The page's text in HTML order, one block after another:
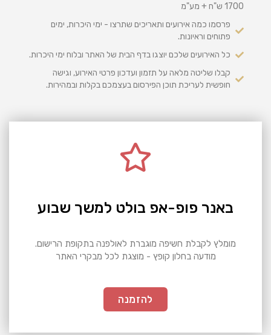
1700 ש"ח + מע"מ
פרסמו כמה אירועים ותאריכים שתרצו - ימי היכרות, ימים
פתוחים וראיונות.
כל האירועים שלכם יוצגו בדף הבית של האתר ובלוח ימי היכרות.
קבלו שליטה מלאה על תזמון ועדכון פרטי האירוע, וגישה
חופשית לעריכת תוכן הפירסום בעצמכם בקלות ובמהירות.
באנר פופ-אפ בולט למשך שבוע
מומלץ לקבלת חשיפה מוגברת לאולפנה בתקופת הרישום.
מודעה בחלון קופץ - מוצגת לכל מבקרי האתר
להזמנה